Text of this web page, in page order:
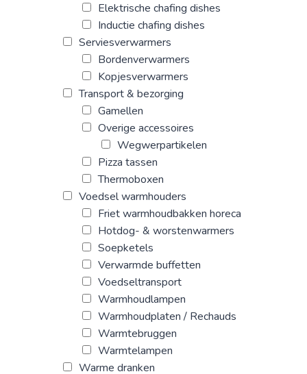
Elektrische chafing dishes
Inductie chafing dishes
Serviesverwarmers
Bordenverwarmers
Kopjesverwarmers
Transport & bezorging
Gamellen
Overige accessoires
Wegwerpartikelen
Pizza tassen
Thermoboxen
Voedsel warmhouders
Friet warmhoudbakken horeca
Hotdog- & worstenwarmers
Soepketels
Verwarmde buffetten
Voedseltransport
Warmhoudlampen
Warmhoudplaten / Rechauds
Warmtebruggen
Warmtelampen
Warme dranken